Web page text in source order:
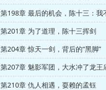
第198章 最后的机会，陈十三：我
第201章 为了道理，陈十三挥剑
第204章 惊天一剑，背后的“黑脚”
第207章 魅影军团，大水冲了龙王
第210章 仇人相遇，耍赖的孟钰